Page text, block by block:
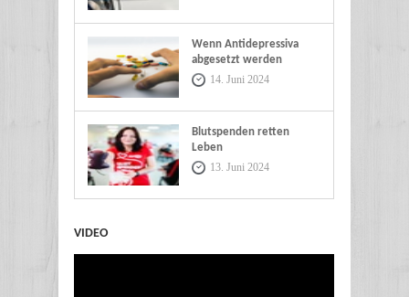
Wenn Antidepressiva
abgesetzt werden
14. Juni 2024
Blutspenden retten
Leben
13. Juni 2024
VIDEO